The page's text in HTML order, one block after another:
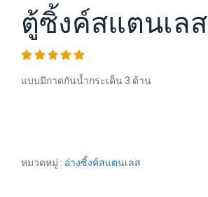
ตู้ซิ้งค์สแตนเลส
แบบมีกาดกันน้ำกระเด็น 3 ด้าน
หมวดหมู่ : อ่างซิ้งค์สแตนเลส